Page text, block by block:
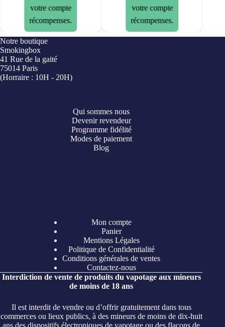
votre compte
récompenses.
votre compte
récompenses.
Notre boutique
Smokingbox
41 Rue de la gaité
75014 Paris
(Horraire : 10H - 20H)
Qui sommes nous
Devenir revendeur
Programme fidélité
Modes de paiement
Blog
Mon compte
Panier
Mentions Légales
Politique de Confidentialité
Conditions générales de ventes
Contactez-nous
Interdiction de vente de produits du vapotage aux mineurs
de moins de 18 ans
Il est interdit de vendre ou d’offrir gratuitement dans tous
commerces ou lieux publics, à des mineurs de moins de dix-huit
ans des dispositifs électroniques de vapotage ou des flacons de